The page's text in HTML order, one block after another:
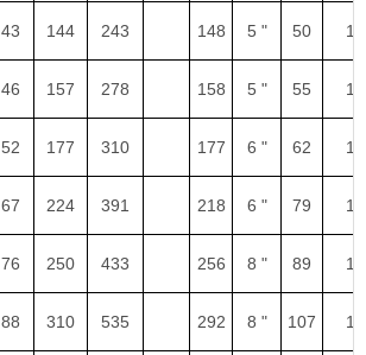
43 144 243 148 5 " 50 1
46 157 278 158 5 " 55 1
52 177 310 177 6 " 62 1
67 224 391 218 6 " 79 1
76 250 433 256 8 " 89 1
88 310 535 292 8 " 107 1